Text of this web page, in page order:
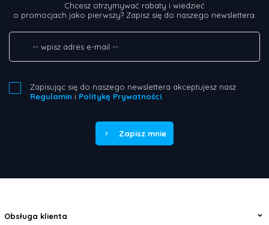
Chcesz otrzymywać rabaty i wiedzieć
o promocjach jako pierwszy? Zapisz się do naszego newslettera.
Zapisując się do naszego newslettera akceptujesz nasz
Regulamin i Politykę Prywatności.
Zapisz mnie
Obsługa klienta